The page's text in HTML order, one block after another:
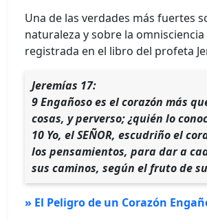
Una de las verdades más fuertes
naturaleza y sobre la
registrada en el libro del profeta
Jeremías 17:
9 Engañoso es el corazón más
cosas, y perverso; ¿quién lo
10 Yo, el SEÑOR, escudriño el
los pensamientos, para dar a
sus caminos, según el fruto de
» El Peligro de un Corazón